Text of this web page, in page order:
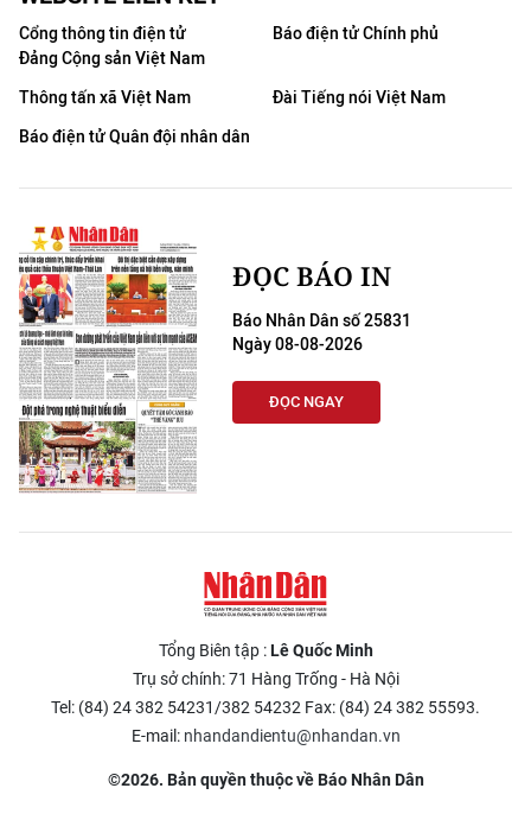
Cổng thông tin điện tử
Đảng Cộng sản Việt Nam
Báo điện tử Chính phủ
Thông tấn xã Việt Nam
Đài Tiếng nói Việt Nam
Báo điện tử Quân đội nhân dân
ĐỌC BÁO IN
Báo Nhân Dân số 25831
Ngày 08-08-2026
ĐỌC NGAY
Tổng Biên tập :Lê Quốc Minh
Trụ sở chính: 71 Hàng Trống - Hà Nội
Tel: (84) 24 382 54231/382 54232 Fax: (84) 24 382 55593.
E-mail: nhandandientu@nhandan.vn
©2026. Bản quyền thuộc về Báo Nhân Dân